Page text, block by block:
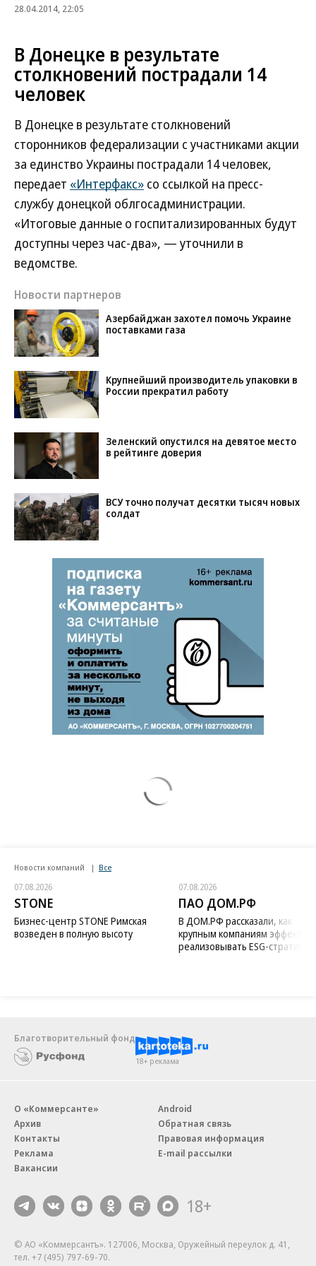
28.04.2014, 22:05
В Донецке в результате
столкновений пострадали 14
человек
В Донецке в результате столкновений
сторонников федерализации с участниками акции
за единство Украины пострадали 14 человек,
передает «Интерфакс» со ссылкой на пресс-
службу донецкой облгосадминистрации.
«Итоговые данные о госпитализированных будут
доступны через час-два», — уточнили в
ведомстве.
Новости партнеров
Азербайджан захотел помочь Украине
поставками газа
Крупнейший производитель упаковки в
России прекратил работу
Зеленский опустился на девятое место
в рейтинге доверия
ВСУ точно получат десятки тысяч новых
солдат
Новости компаний Все
07.08.2026
STONE
Бизнес-центр STONE Римская
возведен в полную высоту
07.08.2026
ПАО ДОМ.РФ
В ДОМ.РФ рассказали, как
крупным компаниям
реализовывать ESG-стратегию
Благотворительный фонд
18+ реклама
О «Коммерсанте»
Архив
Контакты
Реклама
Вакансии
Android
Обратная связь
Правовая информация
E-mail рассылки
18+
© АО «Коммерсантъ». 127006, Москва, Оружейный переулок д. 41,
тел. +7 (495) 797-69-70.